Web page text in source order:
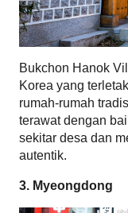
Bukchon Hanok
Korea yang
rumah-rumah
terawat dengan
sekitar desa dan
autentik.
3. Myeongdong